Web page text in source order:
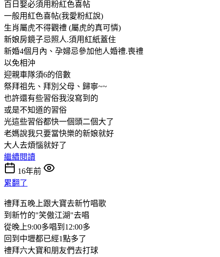
百日娶必須用粉紅色喜帖
一般用紅色喜帖(我愛粉紅說)
生肖屬虎不得觀禮 (屬虎的真可憐)
新娘房鏡子忌照人.須用紅紙蓋住
新婚4個月內、孕婦忌參加他人婚禮.喪禮
以免相沖
迎親車隊須6的倍數
祭拜祖先、拜別父母、歸寧~~
也許還有些習俗我沒寫到的
或是不知道的習俗
光這些習俗都快一個頭二個大了
老媽說我只要當快樂的新娘就好
大人去煩惱就好了
繼續閱讀
16年前
累翻了
禮拜五晚上跟大寶去新竹唱歌
到新竹的"笑傲江湖"去唱
從晚上9:00多唱到12:00多
回到中壢都已經1點多了
禮拜六大寶和朋友們去打球